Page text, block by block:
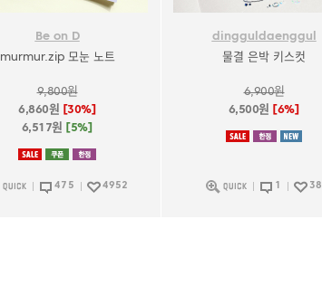
Be on D
murmur.zip 모눈 노트
9,800원
6,860원 [30%]
6,517원 [5%]
475 4952
dingguldaenggul
물결 은박 키스컷
6,900원
6,500원 [6%]
1 38